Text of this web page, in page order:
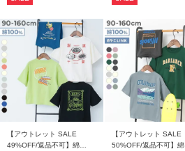
【アウトレット SALE
49%OFF/返品不可】綿
【アウトレット SALE
50%OFF/返品不可】綿